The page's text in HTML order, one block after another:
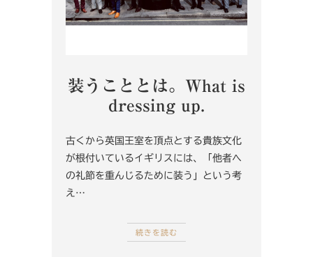
装うこととは。What is
dressing up.
古くから英国王室を頂点とする貴族文化
が根付いているイギリスには、「他者へ
の礼節を重んじるために装う」という考
え…
続きを読む